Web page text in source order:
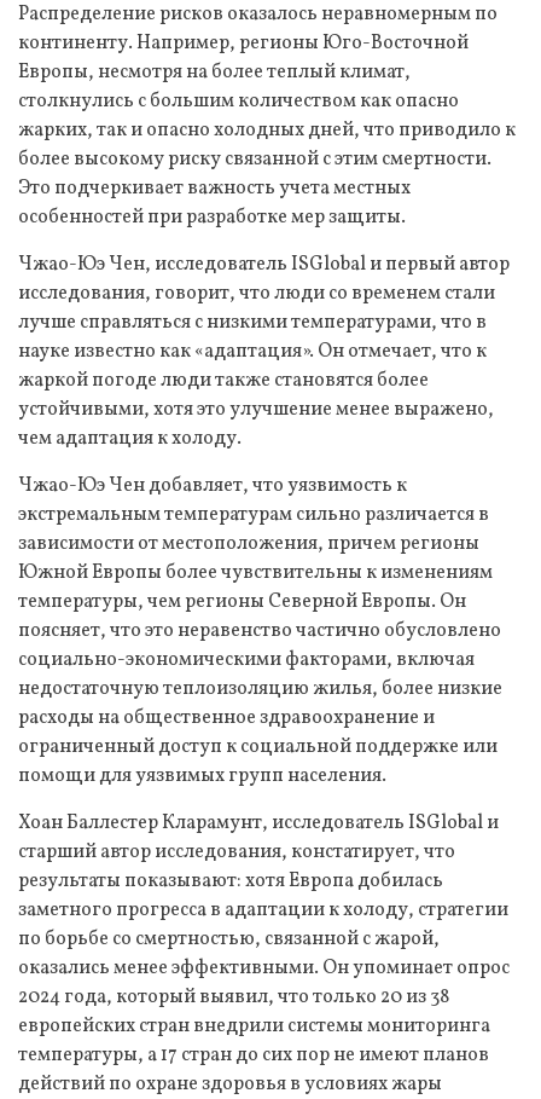
Распределение рисков оказалось неравномерным по
континенту. Например, регионы Юго-Восточной
Европы, несмотря на более теплый климат,
столкнулись с большим количеством как опасно
жарких, так и опасно холодных дней, что приводило к
более высокому риску связанной с этим смертности.
Это подчеркивает важность учета местных
особенностей при разработке мер защиты.
Чжао-Юэ Чен, исследователь ISGlobal и первый автор
исследования, говорит, что люди со временем стали
лучше справляться с низкими температурами, что в
науке известно как «адаптация». Он отмечает, что к
жаркой погоде люди также становятся более
устойчивыми, хотя это улучшение менее выражено,
чем адаптация к холоду.
Чжао-Юэ Чен добавляет, что уязвимость к
экстремальным температурам сильно различается в
зависимости от местоположения, причем регионы
Южной Европы более чувствительны к изменениям
температуры, чем регионы Северной Европы. Он
поясняет, что это неравенство частично обусловлено
социально-экономическими факторами, включая
недостаточную теплоизоляцию жилья, более низкие
расходы на общественное здравоохранение и
ограниченный доступ к социальной поддержке или
помощи для уязвимых групп населения.
Хоан Баллестер Кларамунт, исследователь ISGlobal и
старший автор исследования, констатирует, что
результаты показывают: хотя Европа добилась
заметного прогресса в адаптации к холоду, стратегии
по борьбе со смертностью, связанной с жарой,
оказались менее эффективными. Он упоминает опрос
2024 года, который выявил, что только 20 из 38
европейских стран внедрили системы мониторинга
температуры, а 17 стран до сих пор не имеют планов
действий по охране здоровья в условиях жары